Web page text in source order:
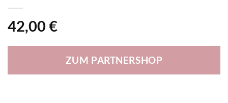
42,00 €
ZUM PARTNERSHOP